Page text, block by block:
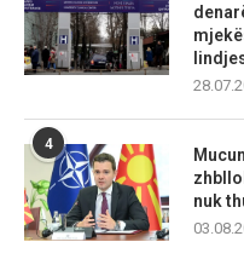
4
nuk